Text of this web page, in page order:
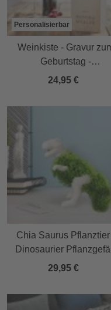
Personalisierbar
Weinkiste - Gravur
Geburtstag -
Personalisiert
24,95 €
Chia Saurus Pflanztier
Dinosaurier
29,95 €